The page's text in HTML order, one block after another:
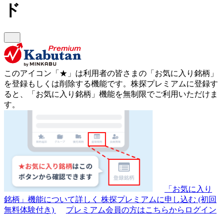
ド
このアイコン 「★」 は利用者の皆さまの 「お気に入り銘柄」
を登録もしくは削除する機能です。 株探プレミアムに登録す
ると、「お気に入り銘柄」機能を無制限でご利用いただけま
す。
「お気に入り
銘柄」機能について詳しく 株探プレミアムに申し込む (初回
無料体験付き)
プレミアム会員の方はこちらからログイン